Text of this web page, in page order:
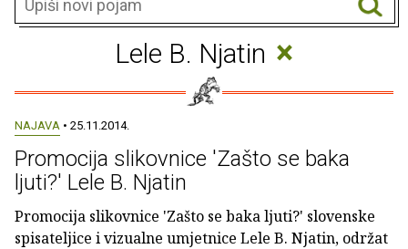
Lele B. Njatin ×
NAJAVA • 25.11.2014.
Promocija slikovnice 'Zašto se baka
ljuti?' Lele B. Njatin
Promocija slikovnice 'Zašto se baka ljuti?' slovenske
spisateljice i vizualne umjetnice Lele B. Njatin, održat